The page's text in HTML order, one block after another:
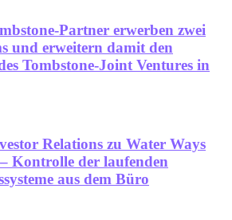
Partner erwerben zwei
und erweitern damit den
Tombstone-Joint Ventures in
Relations zu Water Ways
Kontrolle der laufenden
aus dem Büro